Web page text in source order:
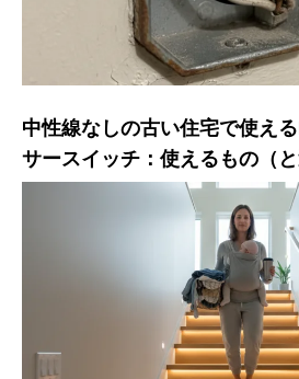
中性線なしの古い住宅で使え
サースイッチ：使えるもの（と